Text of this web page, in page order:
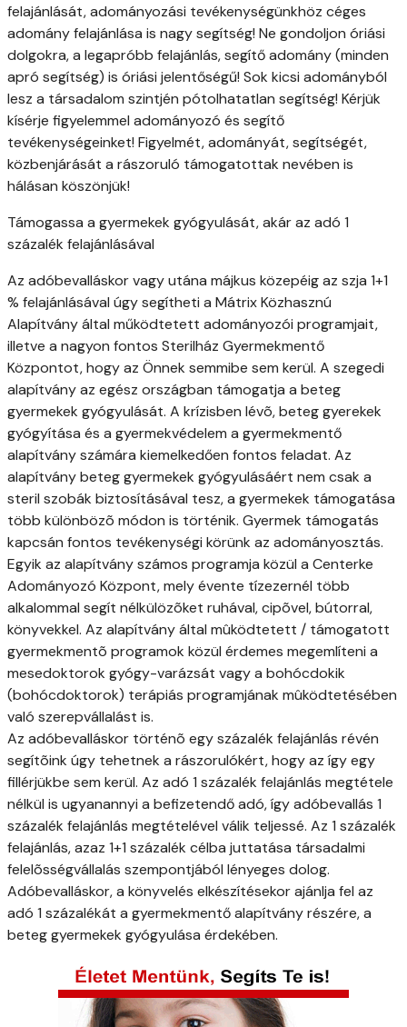
felajánlását, adományozási tevékenységünkhöz céges
adomány felajánlása is nagy segítség! Ne gondoljon óriási
dolgokra, a legapróbb felajánlás, segítő adomány (minden
apró segítség) is óriási jelentőségű! Sok kicsi adományból
lesz a társadalom szintjén pótolhatatlan segítség! Kérjük
kísérje figyelemmel adományozó és segítő
tevékenységeinket! Figyelmét, adományát, segítségét,
közbenjárását a rászoruló támogatottak nevében is
hálásan köszönjük!
Támogassa a gyermekek gyógyulását, akár az adó 1
százalék felajánlásával
Az adóbevalláskor vagy utána májkus közepéig az szja 1+1
% felajánlásával úgy segítheti a Mátrix Közhasznú
Alapítvány által működtetett adományozói programjait,
illetve a nagyon fontos Sterilház Gyermekmentő
Központot, hogy az Önnek semmibe sem kerül. A szegedi
alapítvány az egész országban támogatja a beteg
gyermekek gyógyulását. A krízisben lévõ, beteg gyerekek
gyógyítása és a gyermekvédelem a gyermekmentő
alapítvány számára kiemelkedően fontos feladat. Az
alapítvány beteg gyermekek gyógyulásáért nem csak a
steril szobák biztosításával tesz, a gyermekek támogatása
több különbözõ módon is történik. Gyermek támogatás
kapcsán fontos tevékenységi körünk az adományosztás.
Egyik az alapítvány számos programja közül a Centerke
Adományozó Központ, mely évente tízezernél több
alkalommal segít nélkülözõket ruhával, cipõvel, bútorral,
könyvekkel. Az alapítvány által mûködtetett / támogatott
gyermekmentõ programok közül érdemes megemlíteni a
mesedoktorok gyógy-varázsát vagy a bohócdokik
(bohócdoktorok) terápiás programjának mûködtetésében
való szerepvállalást is.
Az adóbevalláskor történõ egy százalék felajánlás révén
segítõink úgy tehetnek a rászorulókért, hogy az így egy
fillérjükbe sem kerül. Az adó 1 százalék felajánlás megtétele
nélkül is ugyanannyi a befizetendő adó, így adóbevallás 1
százalék felajánlás megtételével válik teljessé. Az 1 százalék
felajánlás, azaz 1+1 százalék célba juttatása társadalmi
felelõsségvállalás szempontjából lényeges dolog.
Adóbevalláskor, a könyvelés elkészítésekor ajánlja fel az
adó 1 százalékát a gyermekmentő alapítvány részére, a
beteg gyermekek gyógyulása érdekében.